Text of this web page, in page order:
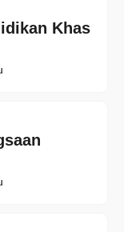
Khas